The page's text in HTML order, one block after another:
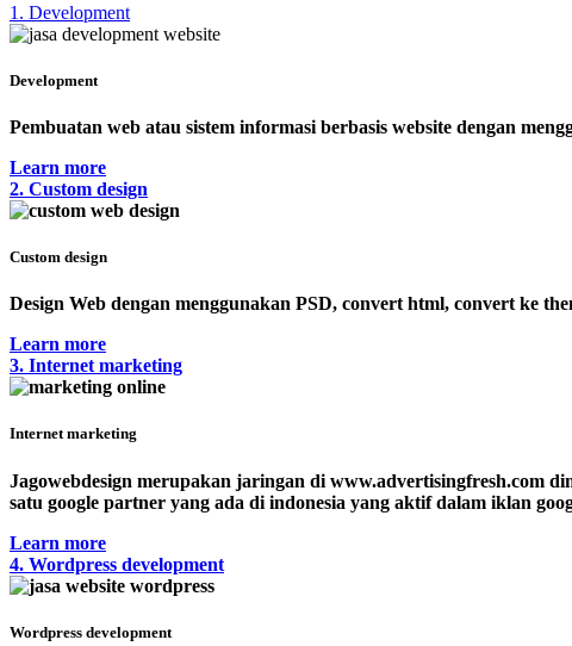
1. Development
Development
Pembuatan web atau sistem informasi berbasis website dengan
Learn more
2. Custom design
Custom design
Design Web dengan menggunakan PSD, convert html, convert ke
Learn more
3. Internet marketing
Internet marketing
Jagowebdesign merupakan jaringan di www.advertisingfresh.com
satu google partner yang ada di indonesia yang aktif dalam iklan
Learn more
4. Wordpress development
Wordpress development